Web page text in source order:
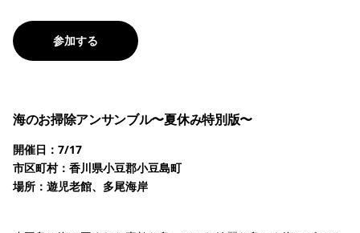
参加する
海のお掃除アンサンブル〜夏休み特別版〜
開催日：7/17
市区町村：香川県小豆郡小豆島町
場所：遊児老館、多尾海岸